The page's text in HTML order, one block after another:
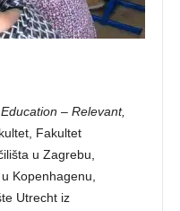
– Relevant,
Fakultet
u Zagrebu,
Kopenhagenu,
Utrecht iz